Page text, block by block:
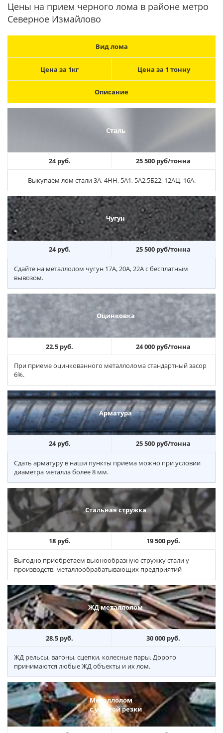
Цены на прием черного лома в районе метро
Северное Измайлово
Вид лома
Цена за 1кг Цена за 1 тонну
Описание
Сталь
24 руб. 25 500 руб/тонна
Выкупаем лом стали 3А, 4НН, 5А1, 5А2,5Б22, 12АЦ, 16А.
Чугун
24 руб. 25 500 руб/тонна
Сдайте на металлолом чугун 17А, 20А, 22А с бесплатным
вывозом.
Оцинковка
22.5 руб. 24 000 руб/тонна
При приеме оцинкованного металлолома стандартный засор
6%.
Арматура
24 руб. 25 500 руб/тонна
Сдать арматуру в наши пункты приема можно при условии
диаметра металла более 8 мм.
Стальная стружка
18 руб. 19 500 руб.
Выгодно приобретаем вьюнообразную стружку стали у
производств, металлообрабатывающих предприятий
ЖД металлолом
28.5 руб. 30 000 руб.
ЖД рельсы, вагоны, сцепки, колесные пары. Дорого
принимаются любые ЖД объекты и их лом.
Металлолом
с услугой резки